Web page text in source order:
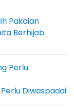
Pakaian
Berhijab
Diwaspadai